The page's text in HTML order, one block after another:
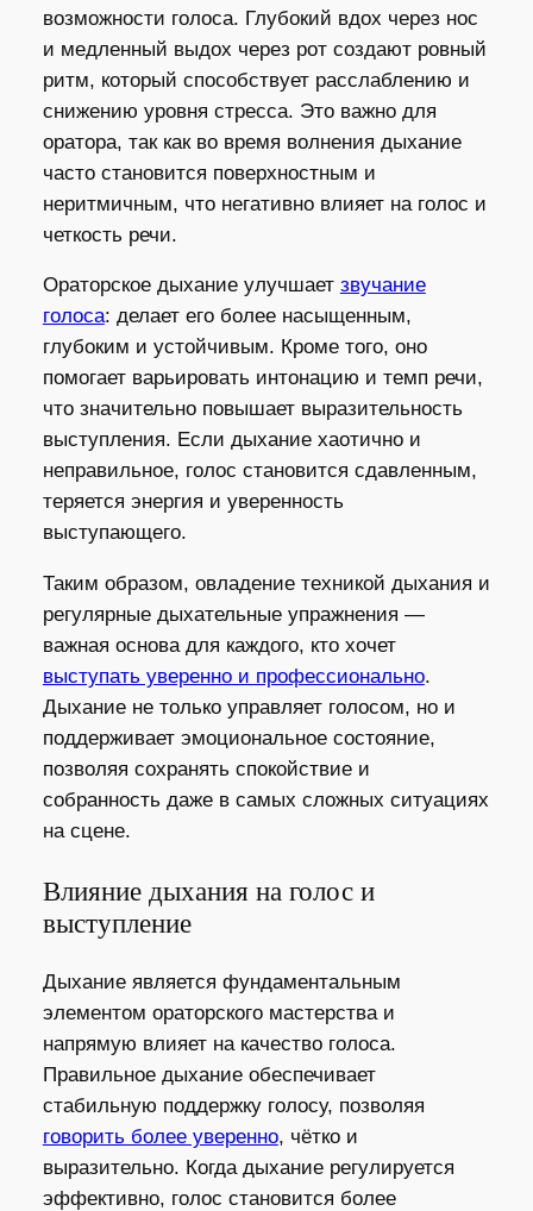
возможности голоса. Глубокий вдох через нос
и медленный выдох через рот создают ровный
ритм, который способствует расслаблению и
снижению уровня стресса. Это важно для
оратора, так как во время волнения дыхание
часто становится поверхностным и
неритмичным, что негативно влияет на голос и
четкость речи.
Ораторское дыхание улучшает звучание
голоса: делает его более насыщенным,
глубоким и устойчивым. Кроме того, оно
помогает варьировать интонацию и темп речи,
что значительно повышает выразительность
выступления. Если дыхание хаотично и
неправильное, голос становится сдавленным,
теряется энергия и уверенность
выступающего.
Таким образом, овладение техникой дыхания и
регулярные дыхательные упражнения —
важная основа для каждого, кто хочет
выступать уверенно и профессионально.
Дыхание не только управляет голосом, но и
поддерживает эмоциональное состояние,
позволяя сохранять спокойствие и
собранность даже в самых сложных ситуациях
на сцене.
Влияние дыхания на голос и
выступление
Дыхание является фундаментальным
элементом ораторского мастерства и
напрямую влияет на качество голоса.
Правильное дыхание обеспечивает
стабильную поддержку голосу, позволяя
говорить более уверенно, чётко и
выразительно. Когда дыхание регулируется
эффективно, голос становится более